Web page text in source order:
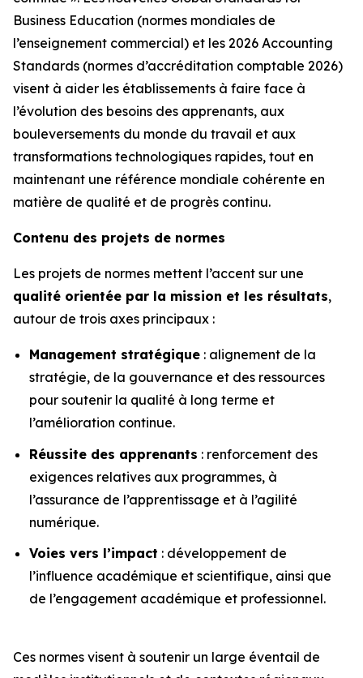
Business Education (normes mondiales de
l’enseignement commercial) et les 2026 Accounting
Standards (normes d’accréditation comptable 2026)
visent à aider les établissements à faire face à
l’évolution des besoins des apprenants, aux
bouleversements du monde du travail et aux
transformations technologiques rapides, tout en
maintenant une référence mondiale cohérente en
matière de qualité et de progrès continu.
Contenu des projets de normes
Les projets de normes mettent l’accent sur une
qualité orientée par la mission et les résultats,
autour de trois axes principaux :
Management stratégique : alignement de la
stratégie, de la gouvernance et des ressources
pour soutenir la qualité à long terme et
l’amélioration continue.
Réussite des apprenants : renforcement des
exigences relatives aux programmes, à
l’assurance de l’apprentissage et à l’agilité
numérique.
Voies vers l’impact : développement de
l’influence académique et scientifique, ainsi que
de l’engagement académique et professionnel.
Ces normes visent à soutenir un large éventail de